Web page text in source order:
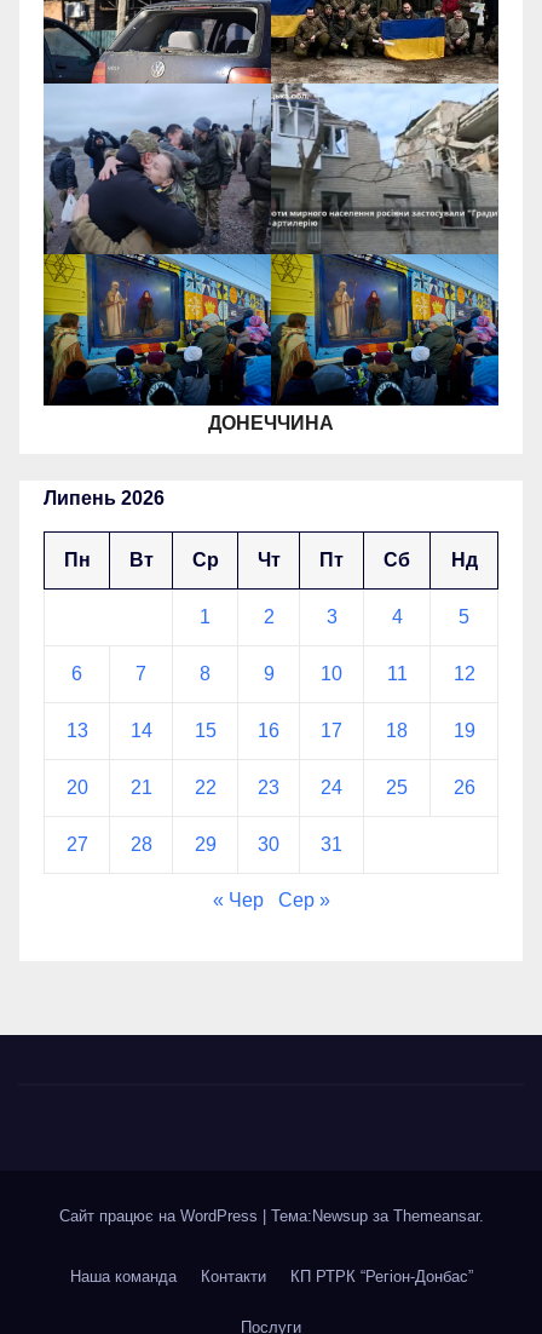
ДОНЕЧЧИНА
Липень 2026
Пн Вт Ср Чт Пт Сб Нд
1 2 3 4 5
6 7 8 9 10 11 12
13 14 15 16 17 18 19
20 21 22 23 24 25 26
27 28 29 30 31
« Чер Сер »
Сайт працює на WordPress Тема:Newsup за Themeansar.
Наша команда Контакти КП РТРК “Регіон-Донбас”
Послуги